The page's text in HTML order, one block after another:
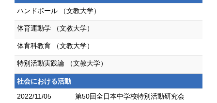
ハンドボール （文教大学）
体育運動学 （文教大学）
体育科教育 （文教大学）
特別活動実践論 （文教大学）
社会における活動
2022/11/05
第50回全日本中学校特別活動研究会